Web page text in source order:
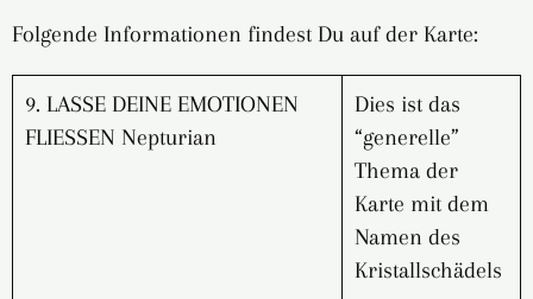
Folgende Informationen findest Du auf der Karte:
9. LASSE DEINE EMOTIONEN
FLIESSEN Nepturian
Dies ist das
“generelle”
Thema der
Karte mit dem
Namen des
Kristallschädels